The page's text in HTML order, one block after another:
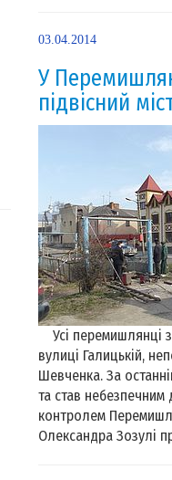
03.04.2014
У
підвісний
Усі перемишлянці
вулиці Галицькій,
Шевченка. За
та став
контролем
Олександра Зозулі